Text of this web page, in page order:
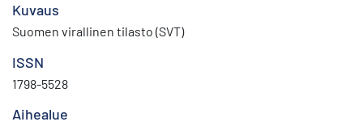
Kuvaus
Suomen virallinen tilasto (SVT)
ISSN
1798-5528
Aihealue